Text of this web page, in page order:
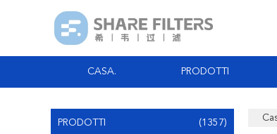
CASA. PRODOTTI
PRODOTTI (1357)